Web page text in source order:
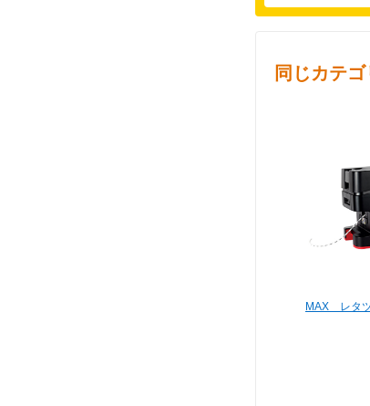
同じカテ
MAX レタ